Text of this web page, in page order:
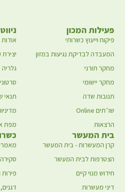
אודות
גלריה
תנאי
מפת
פעילות המכון
פיקוח וייעוץ כשרותי
המעבדה לבדיקת נגיעות במזון
מחקר תורני
מחקר יישומי
תנובות שדה
שו״תים Online
הרצאות
פירות
בית המעשר
קרן המעשרות - בית המעשר
הצטרפות לבית המעשר
חידוש מנוי קיים
דיני מעשרות